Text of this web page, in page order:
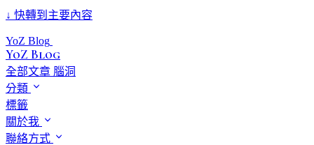
↓ 快轉到主要內容
YoZ Blog
YoZ Blog
全部文章 腦洞
分類
標籤
關於我
聯絡方式